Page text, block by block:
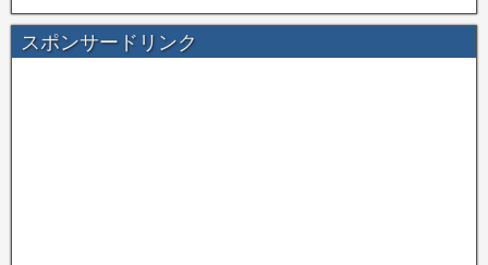
スポンサードリンク